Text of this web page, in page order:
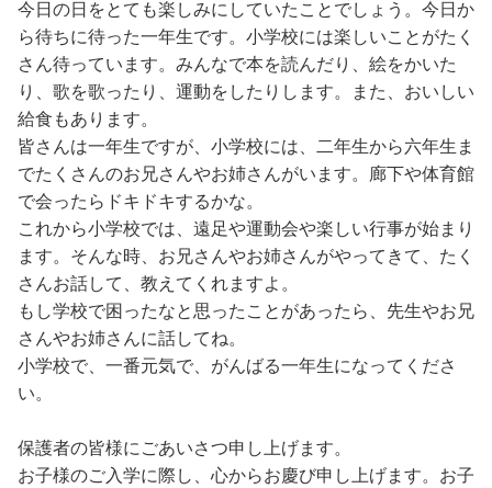
今日の日をとても楽しみにしていたことでしょう。今日か
ら待ちに待った一年生です。小学校には楽しいことがたく
さん待っています。みんなで本を読んだり、絵をかいた
り、歌を歌ったり、運動をしたりします。また、おいしい
給食もあります。
皆さんは一年生ですが、小学校には、二年生から六年生ま
でたくさんのお兄さんやお姉さんがいます。廊下や体育館
で会ったらドキドキするかな。
これから小学校では、遠足や運動会や楽しい行事が始まり
ます。そんな時、お兄さんやお姉さんがやってきて、たく
さんお話して、教えてくれますよ。
もし学校で困ったなと思ったことがあったら、先生やお兄
さんやお姉さんに話してね。
小学校で、一番元気で、がんばる一年生になってくださ
い。
保護者の皆様にごあいさつ申し上げます。
お子様のご入学に際し、心からお慶び申し上げます。お子